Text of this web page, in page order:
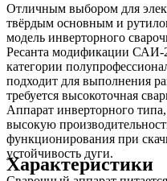
Отличным выбором для
твёрдым основным и
модель инверторного
Ресанта модификации САИ-
категории
подходит для выполнения
требуется высокоточная
Аппарат инверторного
высокую
функционирования при
устойчивость дуги.
Характеристики